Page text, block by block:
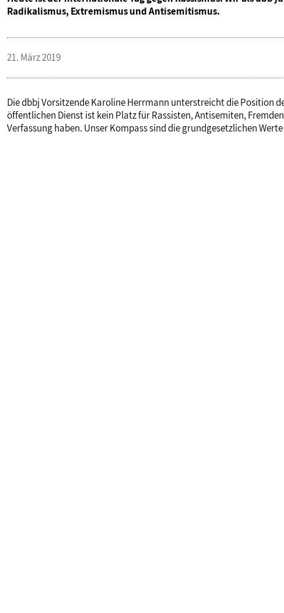
Radikalismus, Extremismus und Antisemitismus.
21. März 2019
Die dbbj Vorsitzende Karoline Herrmann unterstreicht die Position
öffentlichen Dienst ist kein Platz für Rassisten, Antisemiten,
Verfassung haben. Unser Kompass sind die grundgesetzlichen